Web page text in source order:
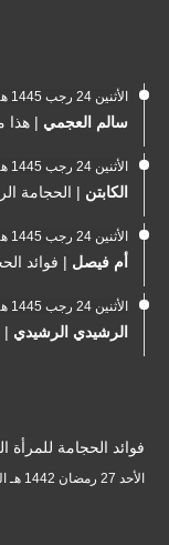
الأثنين 24 رجب 1445 هـ الموافق 5 فبراير 2024 مـ
سالم العجمي | هذا
الأثنين 24 رجب 1445 هـ الموافق 5 فبراير 2024 مـ
الكابتن | الحجامة
الأثنين 24 رجب 1445 هـ الموافق 5 فبراير 2024 مـ
أم فيصل | فوائد
الأثنين 24 رجب 1445 هـ الموافق 5 فبراير 2024 مـ
الرشيدي الرشيدي |
فوائد الحجامة للمرأة
الأحد 27 رمضان 1442 هـ الموافق 9 مايو 2021 مـ